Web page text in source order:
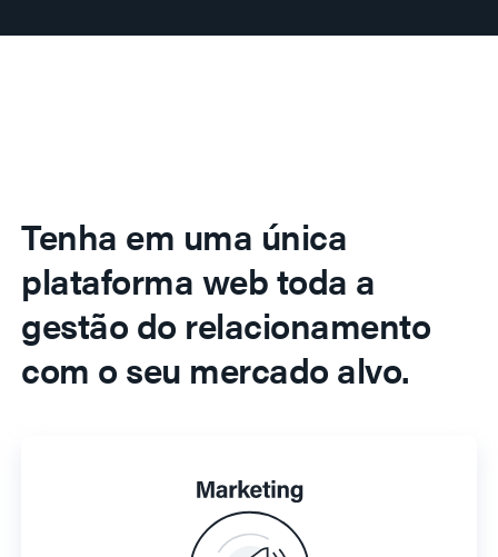
Tenha em uma única
plataforma web toda a
gestão do relacionamento
com o seu mercado alvo.